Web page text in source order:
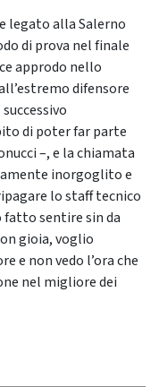
legato alla Salerno
di prova nel finale
approdo nello
difensore
di poter far parte
–, e la chiamata
inorgoglito e
lo staff tecnico
fatto sentire sin da
gioia, voglio
e non vedo l’ora che
nel migliore dei